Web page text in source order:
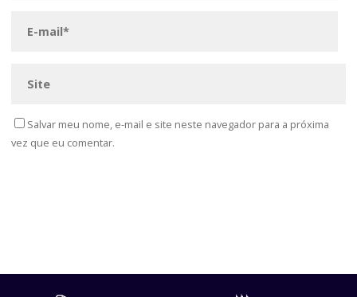
Salvar meu nome, e-mail e site neste navegador para a próxima
vez que eu comentar.